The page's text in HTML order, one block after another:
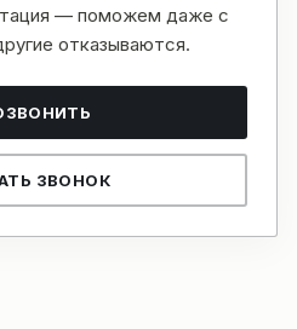
— поможем даже с
отказываются.
ЗВОНОК